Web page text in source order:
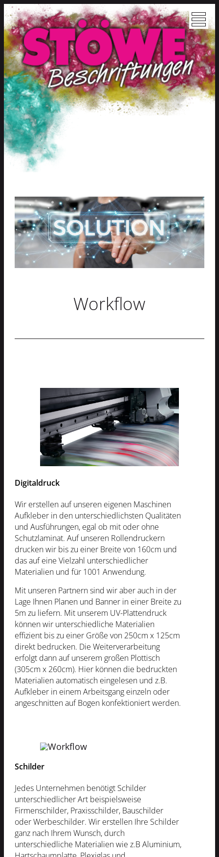
Workflow
Digitaldruck
Wir erstellen auf unseren eigenen Maschinen
Aufkleber in den unterschiedlichsten Qualitäten
und Ausführungen, egal ob mit oder ohne
Schutzlaminat. Auf unseren Rollendruckern
drucken wir bis zu einer Breite von 160cm und
das auf eine Vielzahl unterschiedlicher
Materialien und für 1001 Anwendung.
Mit unseren Partnern sind wir aber auch in der
Lage Ihnen Planen und Banner in einer Breite zu
5m zu liefern. Mit unserem UV-Plattendruck
können wir unterschiedliche Materialien
effizient bis zu einer Größe von 250cm x 125cm
direkt bedrucken. Die Weiterverarbeitung
erfolgt dann auf unserem großen Plottisch
(305cm x 260cm). Hier können die bedruckten
Materialien automatisch eingelesen und z.B.
Aufkleber in einem Arbeitsgang einzeln oder
angeschnitten auf Bogen konfektioniert werden.
Schilder
Jedes Unternehmen benötigt Schilder
unterschiedlicher Art beispielsweise
Firmenschilder, Praxisschilder, Bauschilder
oder Werbeschilder. Wir erstellen Ihre Schilder
ganz nach Ihrem Wunsch, durch
unterschiedliche Materialien wie z.B Aluminium,